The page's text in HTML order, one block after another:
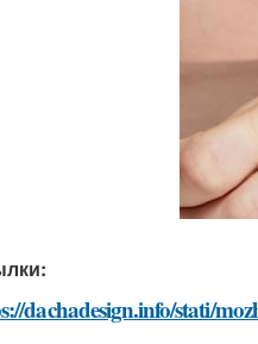
dachadesign.info/stati/